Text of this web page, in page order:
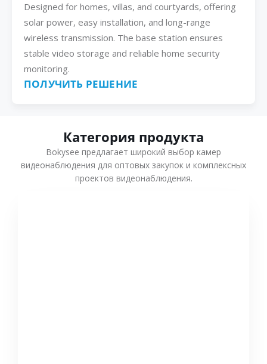
Designed for homes, villas, and courtyards, offering
solar power, easy installation, and long-range
wireless transmission. The base station ensures
stable video storage and reliable home security
monitoring.
ПОЛУЧИТЬ РЕШЕНИЕ
Категория продукта
Bokysee предлагает широкий выбор камер
видеонаблюдения для оптовых закупок и комплексных
проектов видеонаблюдения.